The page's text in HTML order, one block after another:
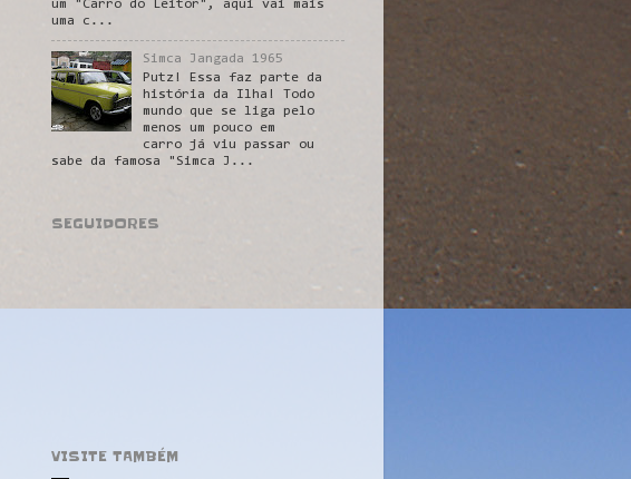
um "Carro do Leitor", aqui vai mais
uma c...
Simca Jangada 1965
Putz! Essa faz parte da
história da Ilha! Todo
mundo que se liga pelo
menos um pouco em
carro já viu passar ou
sabe da famosa "Simca J...
SEGUIDORES
VISITE TAMBÉM